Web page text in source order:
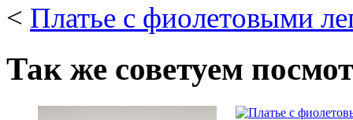
< Платье с фиолетовыми
Так же советуем